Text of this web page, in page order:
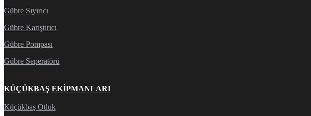
Gübre Sıyırıcı
Gübre Karıştırıcı
Gübre Pompası
Gübre Seperatörü
KÜÇÜKBAŞ EKIPMANLARI
Küçükbaş Otluk